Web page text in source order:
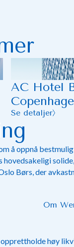
Om
AC Hotel
Se detaljer
å oppnå bestmulig
hovedsakeligi solide,
Børs, der
opprettholde høy